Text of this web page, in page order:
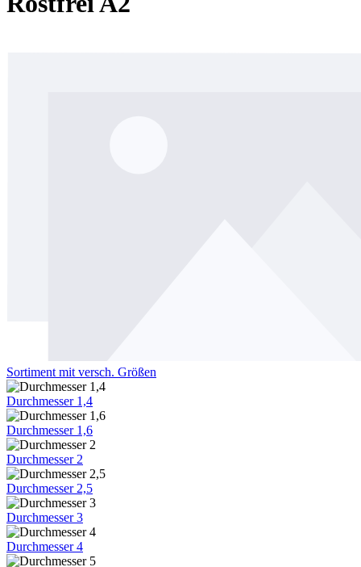
Sortiment mit versch. Größen
Durchmesser 1,4
Durchmesser 1,6
Durchmesser 2
Durchmesser 2,5
Durchmesser 3
Durchmesser 4